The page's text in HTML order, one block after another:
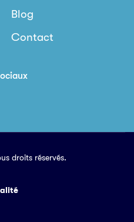
Blog
Contact
droits réservés.